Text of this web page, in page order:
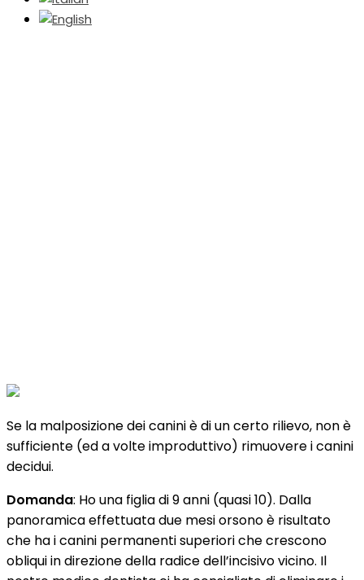
Se la malposizione dei canini è di un certo rilievo, non è
sufficiente (ed a volte improduttivo) rimuovere i canini
decidui.
Domanda: Ho una figlia di 9 anni (quasi 10). Dalla
panoramica effettuata due mesi orsono è risultato
che ha i canini permanenti superiori che crescono
obliqui in direzione della radice dell’incisivo vicino. Il